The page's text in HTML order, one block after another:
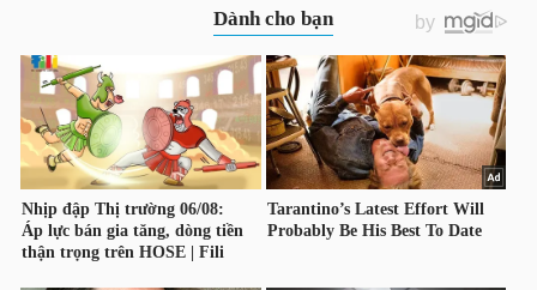
HÀNG
HÓA
KINH
TẾ